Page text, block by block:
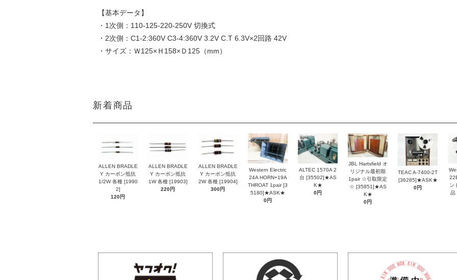
【基本データ】
・1次側：110-125-220-250V 切換式
・2次側：C1-2:360V C3-4:360V 3.2V C.T 6.3V×2回路 42V
・サイズ：Ｗ125×Ｈ158×Ｄ125（mm）
新着商品
ALLEN BRADLE
Y カーボン抵抗
1/2W 各種 [1990
2]
120円
ALLEN BRADLE
Y カーボン抵抗
1W 各種 [19903]
220円
ALLEN BRADLE
Y カーボン抵抗
2W 各種 [19904]
300円
Western Electric
24A HORN+19A
THROAT 1pair [3
5180]★ASK★
0円
ALTEC 1570A 2
台 [35502]★AS
K★
0円
JBL Hartsfield オ
リジナル最初期
1pair ☆引取限定
☆ [35851]★AS
K★
0円
TEAC A-7400-2T
[36285]★ASK★
0円
ン
品